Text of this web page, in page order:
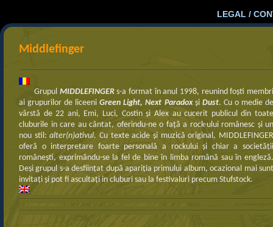
LEGAL /
Middlefinger
Grupul MIDDLEFINGERs-a format în anul 1998, reunind foşti
ai grupurilor de liceeniGreen Light, Next Paradoxşi Dust. Cu o medie
vârstă de 22 ani, Emi, Luci, Costin şi Alex au cucerit publicul din toate
cluburile in care au cântat, oferindu-ne o faţă a rock-ului românesc şi un
nou stil:alter(n)ativul. Cu texte acide şi muzică original,
oferă o interpretare foarte personală a rockului şi chiar a societăţii
româneşti, exprimându-se la fel de bine în limba română sau în engleză.
Deşi grupul s-a desfiinţat după apariţia primului album, ocazional mai sunt
invitaţi şi pot fi ascultaţi in cluburi sau la festivaluri precum Stufstock.